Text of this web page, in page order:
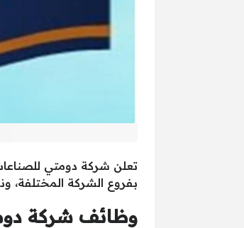
تعلن شركة دومتي
بفروع الشركة المختلفة،
وظائف شركة